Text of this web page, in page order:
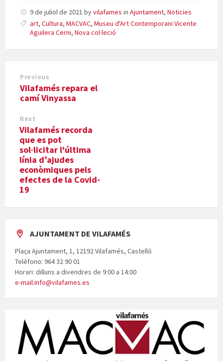
9 de juliol de 2021 byvilafames in Ajuntament, Noticies
art, Cultura, MACVAC, Museu d'Art Contemporani Vicente
Aguilera Cerni, Nova col·leció
Previous
Vilafamés repara el
camí Vinyassa
Next
Vilafamés recorda
que es pot
sol·licitar l'última
línia d’ajudes
econòmiques pels
efectes de la Covid-
19
AJUNTAMENT DE VILAFAMÉS
Plaça Ajuntament, 1, 12192 Vilafamés, Castelló
Teléfono: 964 32 90 01
Horari: dilluns a divendres de 9:00 a 14:00
e-mail:info@vilafames.es